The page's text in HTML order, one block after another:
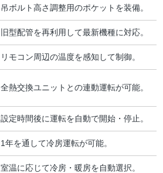
吊ボルト高さ調整用のポケットを装備。
旧型配管を再利用して最新機種に対応。
リモコン周辺の温度を感知して制御。
全熱交換ユニットとの連動運転が可能。
設定時間後に運転を自動で開始・停止。
1年を通して冷房運転が可能。
室温に応じて冷房・暖房を自動選択。